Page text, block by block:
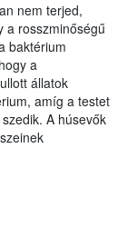
nem terjed,
a rosszminőségű
baktérium
a
állatok
amíg a testet
A húsevők